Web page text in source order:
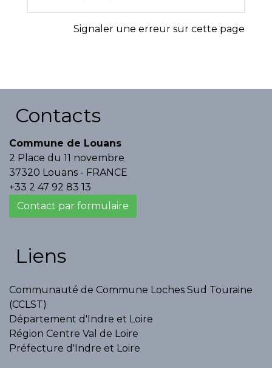
Signaler une erreur sur cette page
Contacts
Commune de Louans
2 Place du 11 novembre
37320 Louans - FRANCE
+33 2 47 92 83 13
Contact par formulaire
Liens
Communauté de Commune Loches Sud Touraine
(CCLST)
Département d'Indre et Loire
Région Centre Val de Loire
Préfecture d'Indre et Loire